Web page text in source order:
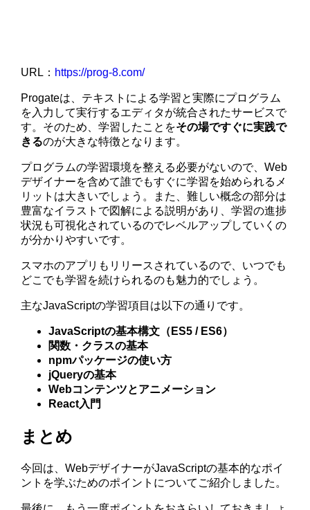
URL： https://prog-8.com/
Progateは、テキストによる学習と実際にプログラム
を入力して実行するエディタが統合されたサービスで
す。そのため、学習したことをその場ですぐに実践で
きるのが大きな特徴となります。
プログラムの学習環境を整える必要がないので、Web
デザイナーを含めて誰でもすぐに学習を始められるメ
リットは大きいでしょう。また、難しい概念の部分は
豊富なイラストで図解による説明があり、学習の進捗
状況も可視化されているのでレベルアップしていくの
が分かりやすいです。
スマホのアプリもリリースされているので、いつでも
どこでも学習を続けられるのも魅力的でしょう。
主なJavaScriptの学習項目は以下の通りです。
JavaScriptの基本構文（ES5 / ES6）
関数・クラスの基本
npmパッケージの使い方
jQueryの基本
Webコンテンツとアニメーション
React入門
まとめ
今回は、WebデザイナーがJavaScriptの基本的なポイ
ントを学ぶためのポイントについてご紹介しました。